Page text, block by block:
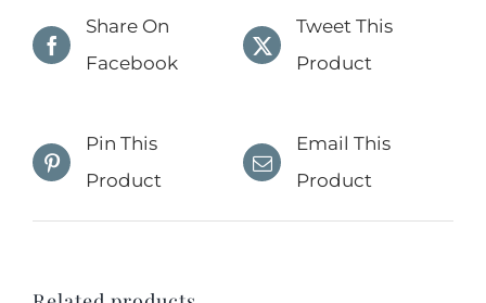
Share On
Facebook
Tweet This
Product
Pin This
Product
Email This
Product